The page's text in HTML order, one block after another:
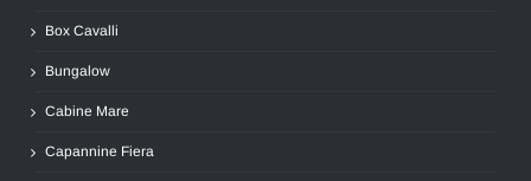
Box Cavalli
Bungalow
Cabine Mare
Capannine Fiera